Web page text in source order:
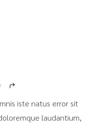
iste natus error sit
laudantium,